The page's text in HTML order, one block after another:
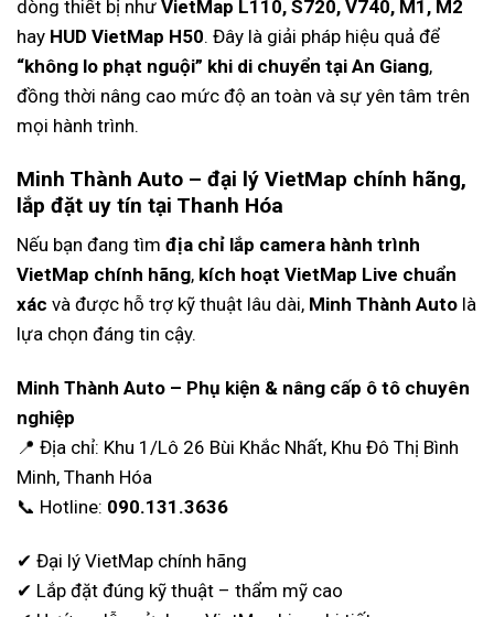
dòng thiết bị như VietMap L110, S720, V740, M1, M2
hay HUD VietMap H50. Đây là giải pháp hiệu quả để
“không lo phạt nguội” khi di chuyển tại An Giang,
đồng thời nâng cao mức độ an toàn và sự yên tâm trên
mọi hành trình.
Minh Thành Auto – đại lý VietMap chính hãng,
lắp đặt uy tín tại Thanh Hóa
Nếu bạn đang tìm địa chỉ lắp camera hành trình
VietMap chính hãng, kích hoạt VietMap Live chuẩn
xác và được hỗ trợ kỹ thuật lâu dài, Minh Thành Auto là
lựa chọn đáng tin cậy.
Minh Thành Auto – Phụ kiện & nâng cấp ô tô chuyên
nghiệp
📍 Địa chỉ: Khu 1/Lô 26 Bùi Khắc Nhất, Khu Đô Thị Bình
Minh, Thanh Hóa
📞 Hotline: 090.131.3636
✔ Đại lý VietMap chính hãng
✔ Lắp đặt đúng kỹ thuật – thẩm mỹ cao